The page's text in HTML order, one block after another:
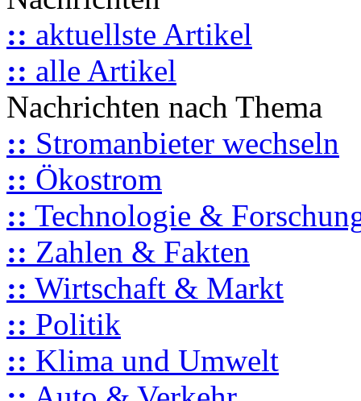
:: aktuellste Artikel
:: alle Artikel
Nachrichten nach Thema
:: Stromanbieter wechseln
:: Ökostrom
:: Technologie &
:: Zahlen & Fakten
:: Wirtschaft & Markt
:: Politik
:: Klima und Umwelt